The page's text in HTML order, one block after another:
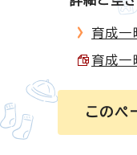
育成一
育成
このペ